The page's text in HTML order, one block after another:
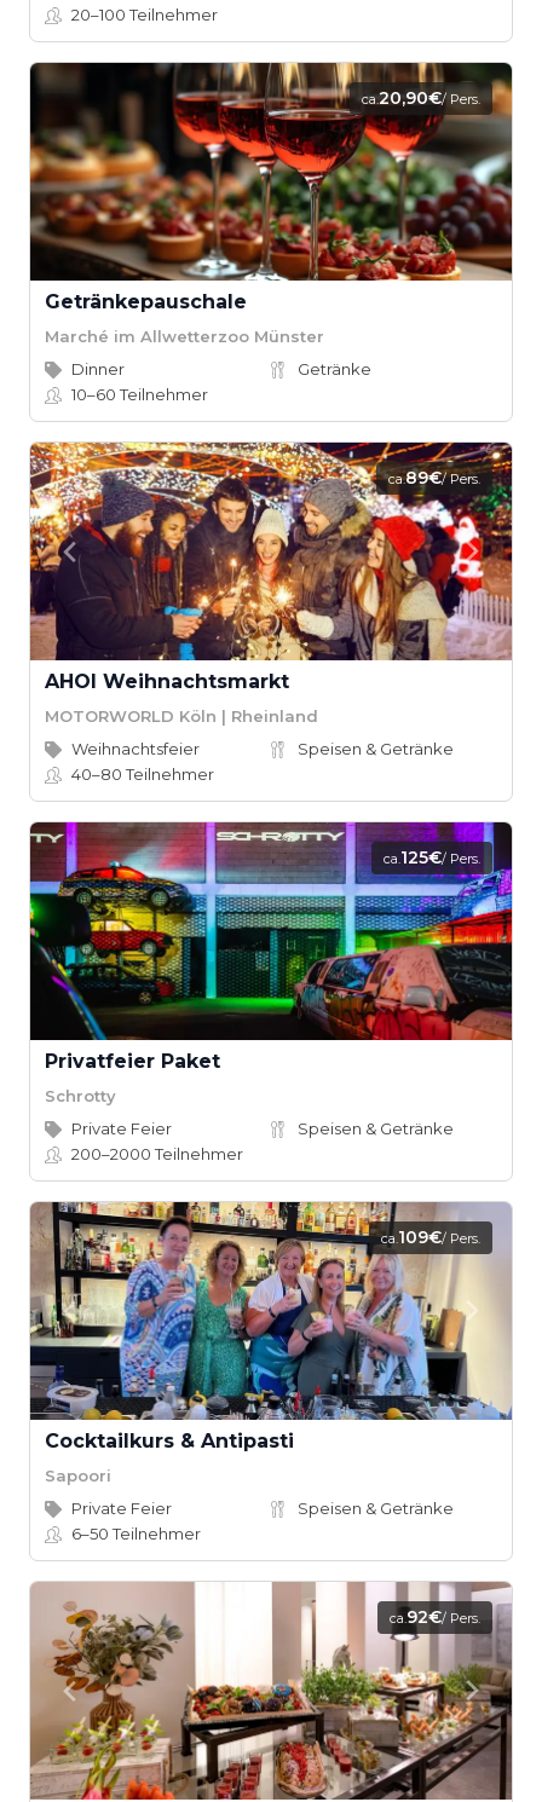
20–100Teilnehmer
ca.20,90€/ Pers.
Getränkepauschale
Marché im Allwetterzoo Münster
Dinner
Getränke
10–60Teilnehmer
ca.89€/ Pers.
AHOI Weihnachtsmarkt
MOTORWORLD Köln | Rheinland
Weihnachtsfeier
Speisen & Getränke
40–80Teilnehmer
ca.125€/ Pers.
Privatfeier Paket
Schrotty
Private Feier
Speisen & Getränke
200–2000Teilnehmer
ca.109€/ Pers.
Cocktailkurs & Antipasti
Sapoori
Private Feier
Speisen & Getränke
6–50Teilnehmer
ca.92€/ Pers.